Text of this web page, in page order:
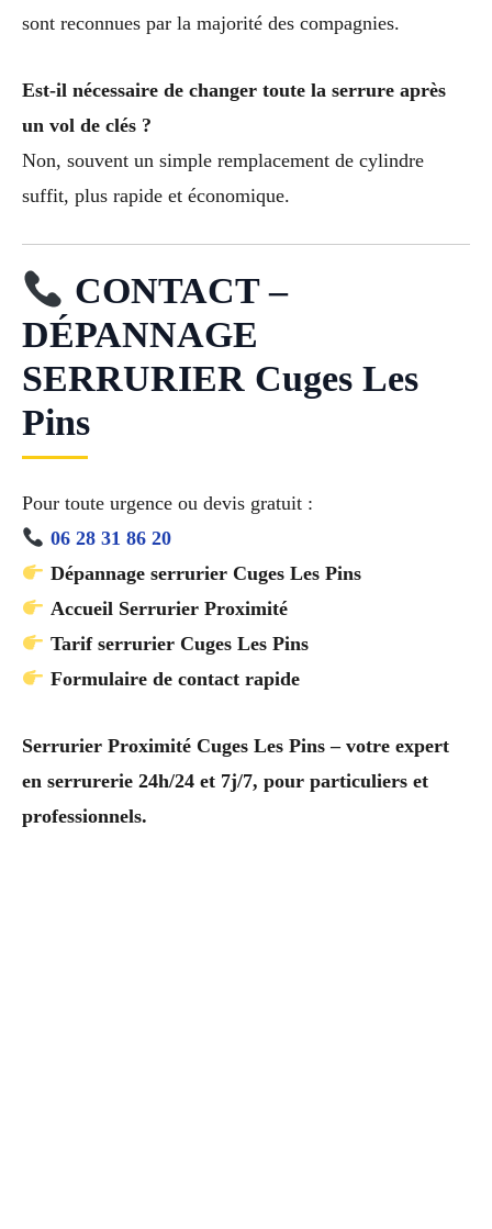
sont reconnues par la majorité des compagnies.
Est-il nécessaire de changer toute la serrure après
un vol de clés ?
Non, souvent un simple remplacement de cylindre
suffit, plus rapide et économique.
CONTACT –
DÉPANNAGE
SERRURIER Cuges Les
Pins
Pour toute urgence ou devis gratuit :
06 28 31 86 20
Dépannage serrurier Cuges Les Pins
Accueil Serrurier Proximité
Tarif serrurier Cuges Les Pins
Formulaire de contact rapide
Serrurier Proximité Cuges Les Pins – votre expert
en serrurerie 24h/24 et 7j/7, pour particuliers et
professionnels.